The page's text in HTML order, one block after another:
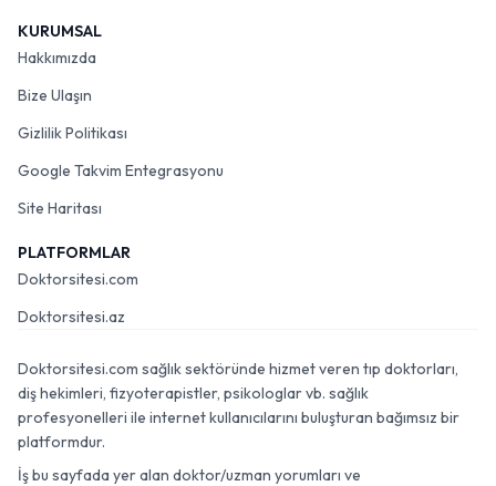
KURUMSAL
Hakkımızda
Bize Ulaşın
Gizlilik Politikası
Google Takvim Entegrasyonu
Site Haritası
PLATFORMLAR
Doktorsitesi.com
Doktorsitesi.az
Doktorsitesi.com sağlık sektöründe hizmet veren tıp doktorları,
diş hekimleri, fizyoterapistler, psikologlar vb. sağlık
profesyonelleri ile internet kullanıcılarını buluşturan bağımsız bir
platformdur.
İş bu sayfada yer alan doktor/uzman yorumları ve